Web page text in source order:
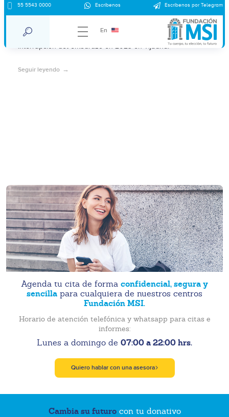
55 5543 0000 Escríbenos Escríbenos por Telegram
En
¿Cuánto cuesta abortar en Tijuana?
El día de hoy te hablaremos sobre el costo de una
interrupción del embarazo en 2023 en Tijuana.
Seguir leyendo
Agenda tu cita de forma confidencial, segura y
sencilla para cualquiera de nuestros centros
Fundación MSI.
Horario de atención telefónica y whatsapp para citas e
informes:
Lunes a domingo de 07:00 a 22:00 hrs.
Quiero hablar con una asesora
Cambia su futurocon tu donativo